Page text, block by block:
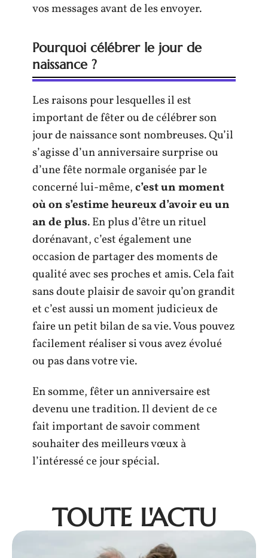
vos messages avant de les envoyer.
Pourquoi célébrer le jour de
naissance ?
Les raisons pour lesquelles il est
important de fêter ou de célébrer son
jour de naissance sont nombreuses. Qu’il
s’agisse d’un anniversaire surprise ou
d’une fête normale organisée par le
concerné lui-même,c’est un moment
où on s’estime heureux d’avoir eu un
an de plus. En plus d’être un rituel
dorénavant, c’est également une
occasion de partager des moments de
qualité avec ses proches et amis. Cela fait
sans doute plaisir de savoir qu’on grandit
et c’est aussi un moment judicieux de
faire un petit bilan de sa vie. Vous pouvez
facilement réaliser si vous avez évolué
ou pas dans votre vie.
En somme, fêter un anniversaire est
devenu une tradition. Il devient de ce
fait important de savoir comment
souhaiter des meilleurs vœux à
l’intéressé ce jour spécial.
TOUTE L'ACTU